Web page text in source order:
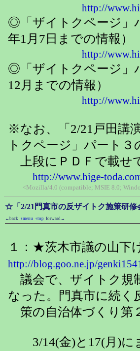
http://
◎「ザイトクページ」
年1月7日までの情報）
http://
◎「ザイトクページ」
12月までの情報）
http://
※なお、「2/21戸田講
トクページ」パート３
上段にＰＤＦで載せ
http://www.hige-
<Mozilla/4.0 (compatible; MSIE 8.0;
☆「2/21門真市の反ザイトク施策研
←back ↑menu ↑top forward→
１：★茨木市議の山下
http://blog.goo.ne.jp/
議会で、ザイトク規
なった。門真市に続く
策の自治体づくり第
3/14(金)と17(月)に